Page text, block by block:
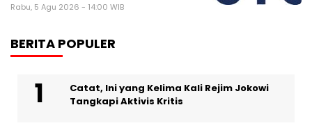
Rabu, 5 Agu 2026 - 14:00 WIB
BERITA POPULER
Catat, Ini yang Kelima Kali Rejim Jokowi
Tangkapi Aktivis Kritis